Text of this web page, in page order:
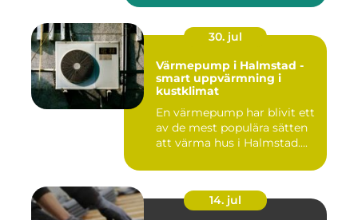
30. jul
Värmepump i Halmstad -
smart uppvärmning i
kustklimat
En värmepump har blivit ett
av de mest populära sätten
att värma hus i Halmstad....
14. jul